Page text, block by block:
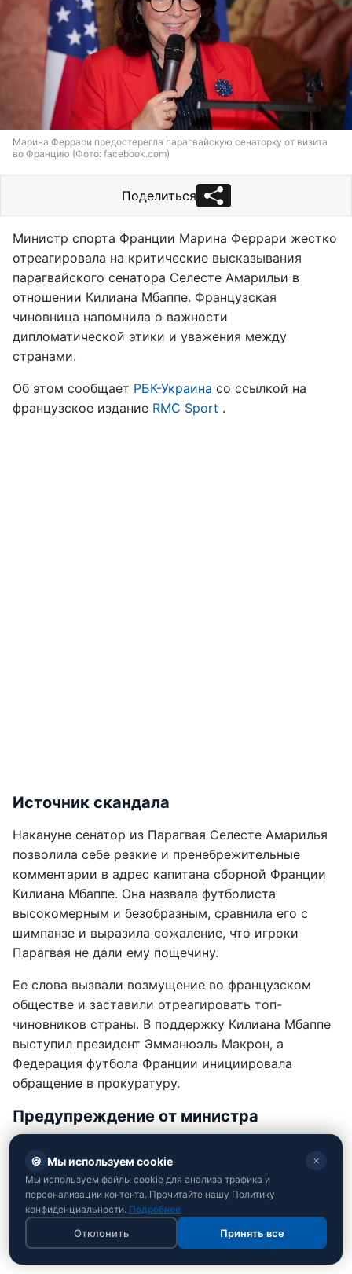
Марина Феррари предостерегла парагвайскую сенаторку от визита
во Францию (Фото: facebook.com)
Поделиться
Министр спорта Франции Марина Феррари жестко
отреагировала на критические высказывания
парагвайского сенатора Селесте Амарильи в
отношении Килиана Мбаппе. Французская
чиновница напомнила о важности
дипломатической этики и уважения между
странами.
Об этом сообщает РБК-Украина со ссылкой на
французское издание RMC Sport .
Источник скандала
Накануне сенатор из Парагвая Селесте Амарилья
позволила себе резкие и пренебрежительные
комментарии в адрес капитана сборной Франции
Килиана Мбаппе. Она назвала футболиста
высокомерным и безобразным, сравнила его с
шимпанзе и выразила сожаление, что игроки
Парагвая не дали ему пощечину.
Ее слова вызвали возмущение во французском
обществе и заставили отреагировать топ-
чиновников страны. В поддержку Килиана Мбаппе
выступил президент Эмманюэль Макрон, а
Федерация футбола Франции инициировала
обращение в прокуратуру.
Предупреждение от министра
такие выпады совершенно неуместными, особенно
в контексте международных отношений и
спортивного уважения. И призвала иностранных
политиков не использовать имена всемирно
известных спортсменов для собственного пиара.
🍪 Мы используем cookie ✕
Мы используем файлы cookie для анализа трафика и
персонализации контента. Прочитайте нашу Политику
конфиденциальности. Подробнее
Отклонить Принять все